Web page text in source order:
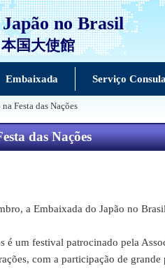
no Brasil
国大使館
Embaixada Serviço
Festa das Nações
das Nações
a Embaixada do Japão no Brasil
festival patrocinado pela
com a participação de grande